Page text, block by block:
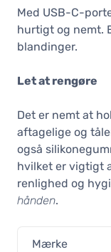
Med USB-C-
hurtigt og nemt.
blandinger.
Let at rengøre
Det er nemt at
aftagelige og
også
hvilket er vigtigt
renlighed og
hånden.
Mærke